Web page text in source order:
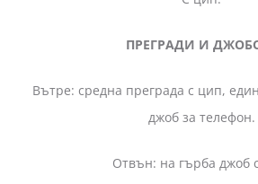
ПРЕГРАДИ И
Вътре: средна преграда с цип,
джоб за телефон.
Отвън: на гърба джоб